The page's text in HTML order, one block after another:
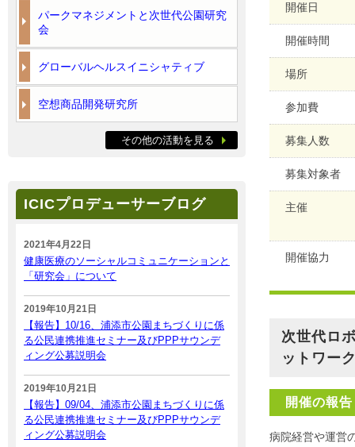
開催日
開催時間
場所
参加費
募集人数
募集対象者
主催
開催協力
次世代ロ
ットワー
開催の報告
病院経営や運営
パークマネジメントと次世代公園研究
会
グローバルヘルスイニシャティブ
空想商品開発研究所
その他の活動を見る
ICICプロデューサーブログ
2021年4月22日
健康医療のソーシャルコミュニケーションと
「研究会」について
2019年10月21日
【報告】10/16、浦添市公園まちづくりに係
る公民連携推進セミナー及びPPPサウンデ
ィング公募説明会
2019年10月21日
【報告】09/04、浦添市公園まちづくりに係
る公民連携推進セミナー及びPPPサウンデ
ィング公募説明会